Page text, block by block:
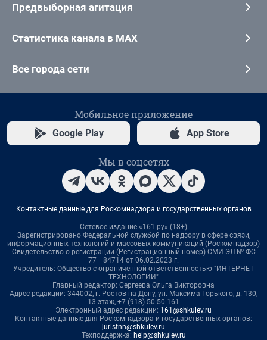
Предвыборная агитация
Статистика канала в MAX
Все города сети
Мобильное приложение
Google Play App Store
Мы в соцсетях
Контактные данные для Роскомнадзора и государственных органов
Сетевое издание «161.ру» (18+)
Зарегистрировано Федеральной службой по надзору в сфере связи,
информационных технологий и массовых коммуникаций (Роскомнадзор)
Свидетельство о регистрации (Регистрационный номер) СМИ ЭЛ № ФС
77– 84714 от 06.02.2023 г.
Учредитель: Общество с ограниченной ответственностью "ИНТЕРНЕТ
ТЕХНОЛОГИИ"
Главный редактор: Сергеева Ольга Викторовна
Адрес редакции: 344002, г. Ростов-на-Дону, ул. Максима Горького, д. 130,
13 этаж, +7 (918) 50-50-161
Электронный адрес редакции: 161@shkulev.ru
Контактные данные для Роскомнадзора и государственных органов:
juristnn@shkulev.ru
Техподдержка: help@shkulev.ru